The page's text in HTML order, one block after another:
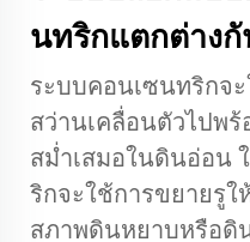
นทริกแตกต่างกั
ระบบคอนเซนทริกจ
สว่านเคลื่อนตัวไปพร้
สม่ำเสมอในดินอ่อน
ริกจะใช้การขยายรู
สภาพดินหยาบหรือดิ